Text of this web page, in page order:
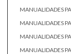
MANUALIDADES
MANUALIDADES
MANUALIDADES
MANUALIDADES